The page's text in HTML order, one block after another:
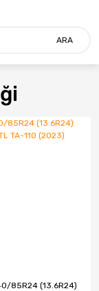
ARA
85R24 (13.6R24)